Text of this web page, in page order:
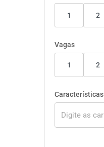
1 2
Vagas
1 2
Características